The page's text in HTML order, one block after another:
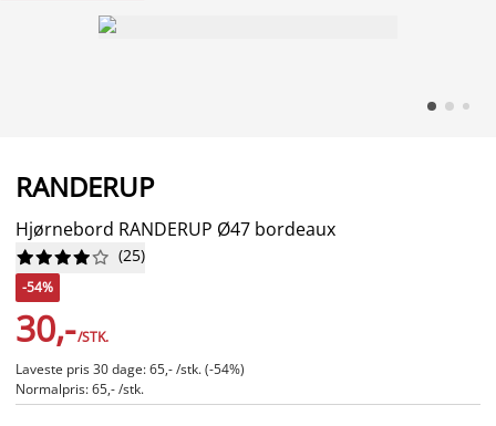
RANDERUP
Hjørnebord RANDERUP Ø47 bordeaux





 (25)
-54%
30,-/STK.
Laveste pris 30 dage: 65,- /stk. (-54%)
Normalpris: 65,- /stk.